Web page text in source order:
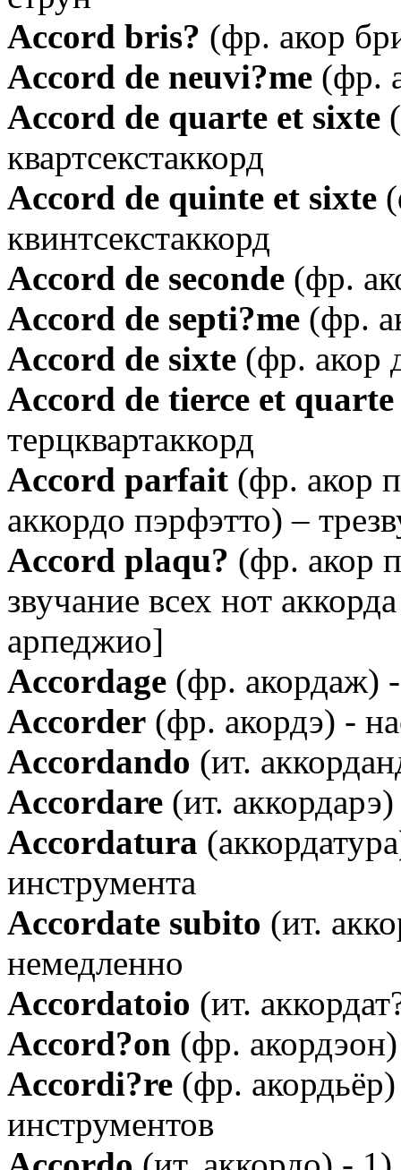
Аccord bris? (фр. акор
Аccord de neuvi?me (фр.
Аccord de quarte et sixte
квартсекстаккорд
Аccord de quinte et sixte
квинтсекстаккорд
Аccord de seconde (фр.
Аccord de septi?me (фр.
Аccord de sixte (фр. акор
Аccord de tierce et quarte
терцквартаккорд
Аccord parfait (фр. акор
аккордо пэрфэтто) –
Аccord plaqu? (фр. акор
звучание всех нот
арпеджио]
Аccordage (фр. акордаж)
Аccorder (фр. акордэ) -
Аccordando (ит.
Аccordare (ит.
Аccordatura
инструмента
Аccordate subito (ит.
немедленно
Аccordatoio (ит.
Аccord?on (фр.
Аccordi?re (фр.
инструментов